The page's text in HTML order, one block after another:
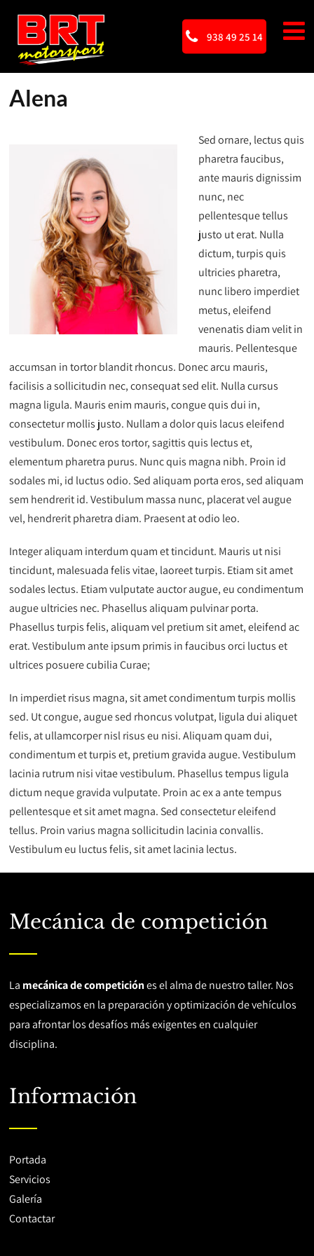
938 49 25 14
Alena
Sed ornare, lectus quis
pharetra faucibus,
ante mauris dignissim
nunc, nec
pellentesque tellus
justo ut erat. Nulla
dictum, turpis quis
ultricies pharetra,
nunc libero imperdiet
metus, eleifend
venenatis diam velit in
mauris. Pellentesque
accumsan in tortor blandit rhoncus. Donec arcu mauris,
facilisis a sollicitudin nec, consequat sed elit. Nulla cursus
magna ligula. Mauris enim mauris, congue quis dui in,
consectetur mollis justo. Nullam a dolor quis lacus eleifend
vestibulum. Donec eros tortor, sagittis quis lectus et,
elementum pharetra purus. Nunc quis magna nibh. Proin id
sodales mi, id luctus odio. Sed aliquam porta eros, sed aliquam
sem hendrerit id. Vestibulum massa nunc, placerat vel augue
vel, hendrerit pharetra diam. Praesent at odio leo.
Integer aliquam interdum quam et tincidunt. Mauris ut nisi
tincidunt, malesuada felis vitae, laoreet turpis. Etiam sit amet
sodales lectus. Etiam vulputate auctor augue, eu condimentum
augue ultricies nec. Phasellus aliquam pulvinar porta.
Phasellus turpis felis, aliquam vel pretium sit amet, eleifend ac
erat. Vestibulum ante ipsum primis in faucibus orci luctus et
ultrices posuere cubilia Curae;
In imperdiet risus magna, sit amet condimentum turpis mollis
sed. Ut congue, augue sed rhoncus volutpat, ligula dui aliquet
felis, at ullamcorper nisl risus eu nisi. Aliquam quam dui,
condimentum et turpis et, pretium gravida augue. Vestibulum
lacinia rutrum nisi vitae vestibulum. Phasellus tempus ligula
dictum neque gravida vulputate. Proin ac ex a ante tempus
pellentesque et sit amet magna. Sed consectetur eleifend
tellus. Proin varius magna sollicitudin lacinia convallis.
Vestibulum eu luctus felis, sit amet lacinia lectus.
Mecánica de competición
La mecánica de competiciónes el alma de nuestro taller. Nos
especializamos en la preparación y optimización de vehículos
para afrontar los desafíos más exigentes en cualquier
disciplina.
Información
Portada
Servicios
Galería
Contactar